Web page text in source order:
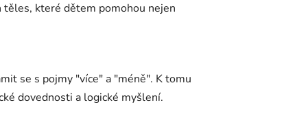
těles, které dětem pomohou nejen
se s pojmy "více" a "méně". K tomu
dovednosti a logické myšlení.